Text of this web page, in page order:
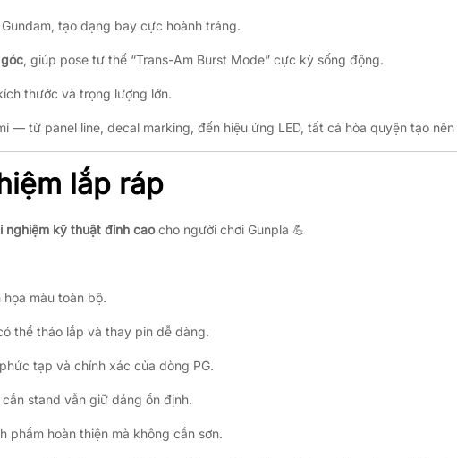
tạo dạng bay cực hoành tráng.
, giúp pose tư thế “Trans-Am Burst Mode” cực kỳ sống động.
thước và trọng lượng lớn.
— từ panel line, decal marking, đến hiệu ứng LED, tất cả hòa quyện tạo nên
lắp ráp
nghiệm kỹ thuật đỉnh caocho người chơi Gunpla 💪
họa màu toàn bộ.
thể tháo lắp và thay pin dễ dàng.
tạp và chính xác của dòng PG.
cần stand vẫn giữ dáng ổn định.
phẩm hoàn thiện mà không cần sơn.